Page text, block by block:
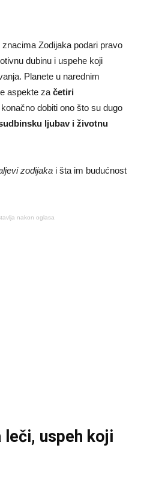
Zodijaka podari pravo
dubinu i uspehe koji
Planete u narednim
aspekte za četiri
dobiti ono što su dugo
ljubav i životnu
zodijaka i šta im budućnost
nakon oglasa
leči, uspeh koji